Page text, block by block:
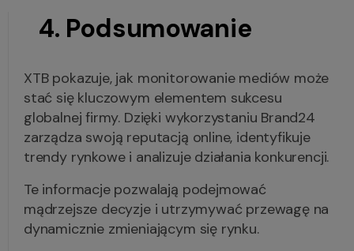
4. Podsumowanie
XTB pokazuje, jak monitorowanie mediów może
stać się kluczowym elementem sukcesu
globalnej firmy. Dzięki wykorzystaniu Brand24
zarządza swoją reputacją online, identyfikuje
trendy rynkowe i analizuje działania konkurencji.
Te informacje pozwalają podejmować
mądrzejsze decyzje i utrzymywać przewagę na
dynamicznie zmieniającym się rynku.